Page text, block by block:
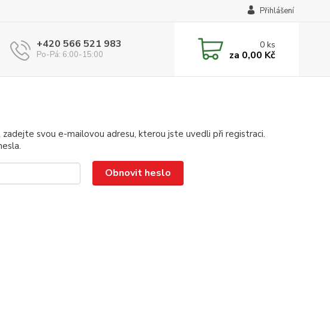
Přihlášení
+420 566 521 983
Po-Pá: 6:00-15:00
0ks
za 0,00 Kč
svou e-mailovou adresu, kterou jste uvedli při registraci.
Obnovit heslo